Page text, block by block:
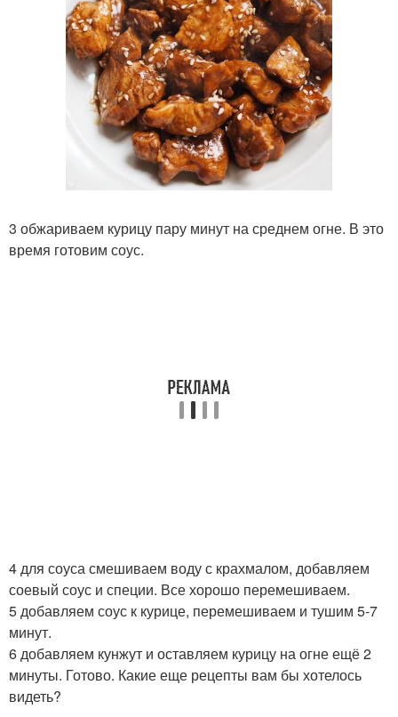
3 обжариваем курицу пару минут на среднем огне. В это
время готовим соус.
4 для соуса смешиваем воду с крахмалом, добавляем
соевый соус и специи. Все хорошо перемешиваем.
5 добавляем соус к курице, перемешиваем и тушим 5-7
минут.
6 добавляем кунжут и оставляем курицу на огне ещё 2
минуты. Готово. Какие еще рецепты вам бы хотелось
видеть?